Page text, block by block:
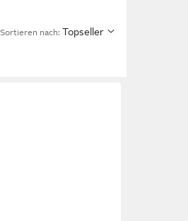
Sortieren nach: Topseller